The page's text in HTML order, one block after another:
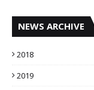
NEWS ARCHIVE
2018
2019